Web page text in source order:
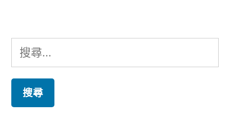
搜
尋
鍵